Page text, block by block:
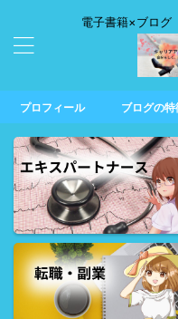
電子書籍×ブロ
プロフィール ブログの特